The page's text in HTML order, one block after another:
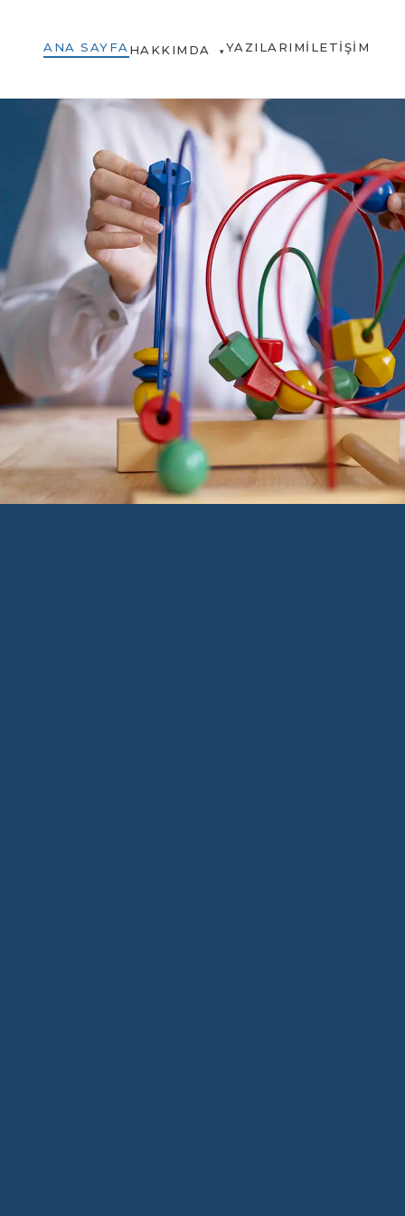
ANA SAYFA HAKKIMDA ▾YAZILARIMİLETIŞIM